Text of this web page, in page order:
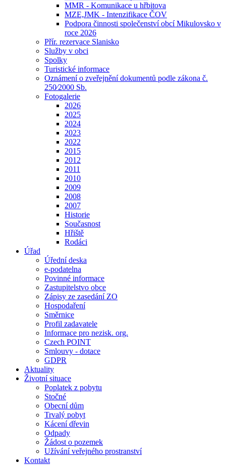
MMR - Komunikace u hřbitova
MZE,JMK - Intenzifikace ČOV
Podpora činnosti společenství obcí Mikulovsko v
roce 2026
Přír. rezervace Slanisko
Služby v obci
Spolky
Turistické informace
Oznámení o zveřejnění dokumentů podle zákona č.
250⁄2000 Sb.
Fotogalerie
2026
2025
2024
2023
2022
2015
2012
2011
2010
2009
2008
2007
Historie
Současnost
Hřiště
Rodáci
Úřad
Úřední deska
e-podatelna
Povinné informace
Zastupitelstvo obce
Zápisy ze zasedání ZO
Hospodaření
Směrnice
Profil zadavatele
Informace pro nezisk. org.
Czech POINT
Smlouvy - dotace
GDPR
Aktuality
Životní situace
Poplatek z pobytu
Stočné
Obecní dům
Trvalý pobyt
Kácení dřevin
Odpady
Žádost o pozemek
Užívání veřejného prostranství
Kontakt